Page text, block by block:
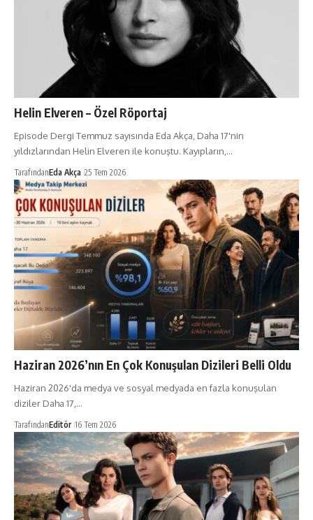
Helin Elveren – Özel Röportaj
Episode Dergi Temmuz sayısında Eda Akça, Daha 17'nin
yıldızlarından Helin Elveren ile konuştu. Kayıpların,…
TarafındanEda Akça 25 Tem 2026
Haziran 2026’nın En Çok Konuşulan Dizileri Belli Oldu
Haziran 2026'da medya ve sosyal medyada en fazla konuşulan
diziler Daha 17,…
TarafındanEditör 16 Tem 2026